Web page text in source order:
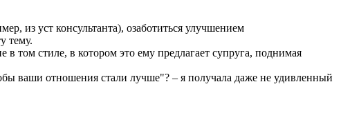
из уст консультанта), озаботиться улучшением
тему.
том стиле, в котором это ему предлагает супруга, поднимая
ваши отношения стали лучше"? – я получала даже не удивленный